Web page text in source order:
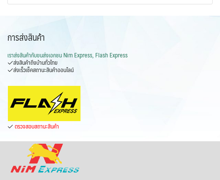
การส่งสินค้า
เราส่งสินค้ากับขนส่งเอกชน Nim Express, Flash Express
ส่งสินค้าถึงบ้านทั่วไทย
ส่งเร็วเช็คสถานะสินค้าออนไลน์
ตรวจสอบสถานะสินค้า